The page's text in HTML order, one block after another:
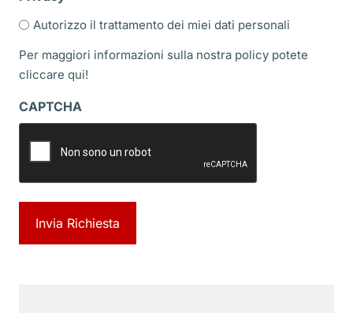
Autorizzo il trattamento dei miei dati personali
Per maggiori informazioni sulla nostra policy potete
cliccare qui!
CAPTCHA